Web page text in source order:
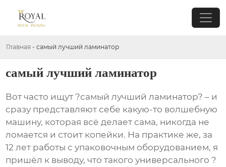
Главная - самый лучший ламинатор
самый лучший ламинатор
Вот часто ищут ?самый лучший ламинатор? – и
сразу представляют себе какую-то волшебную
машину, которая всё делает сама, никогда не
ломается и стоит копейки. На практике же, за
12 лет работы с упаковочным оборудованием, я
пришёл к выводу, что такого универсального ?